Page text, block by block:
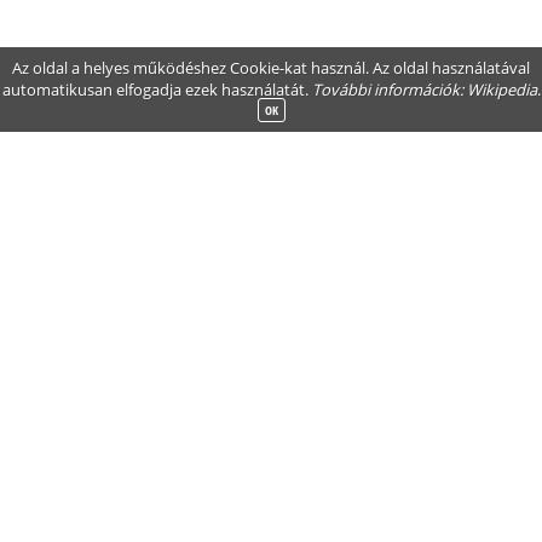
Az oldal a helyes működéshez Cookie-kat használ. Az oldal használatával
automatikusan elfogadja ezek használatát. További információk: Wikipedia.
OK